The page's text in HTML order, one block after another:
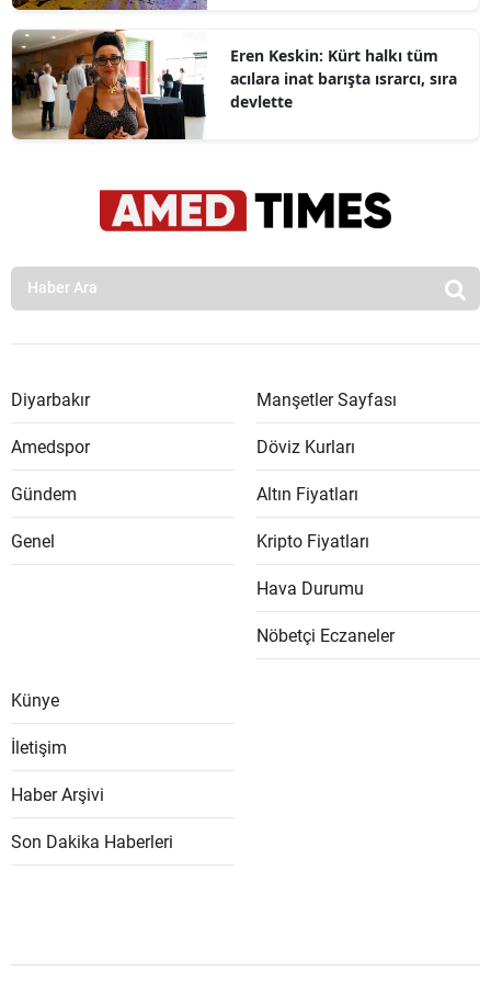
Eren Keskin: Kürt halkı tüm
acılara inat barışta ısrarcı, sıra
devlette
Diyarbakır
Amedspor
Gündem
Genel
Manşetler Sayfası
Döviz Kurları
Altın Fiyatları
Kripto Fiyatları
Hava Durumu
Nöbetçi Eczaneler
Künye
İletişim
Haber Arşivi
Son Dakika Haberleri